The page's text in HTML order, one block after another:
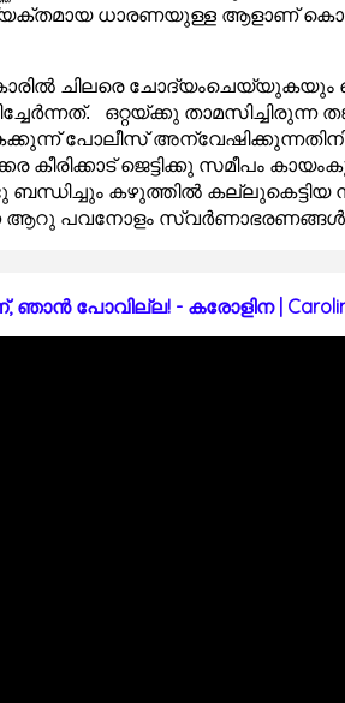
വ്യക്തമായ ധാരണയുള്ള ആളാണ്
ചിലരെ
ഒറ്റയ്ക്കു താമസിച്ചിരുന്ന
പോലീസ്
കീരിക്കാട് ജെട്ടിക്കു സമീപം
കഴുത്തിൽ കല്ലുകെട്ടിയ
ആറു പവനോളം സ്വർണാഭരണങ്ങൾ
ഡെയ്‌ലി
പോവില്ല! - കരോളിന | Carolina